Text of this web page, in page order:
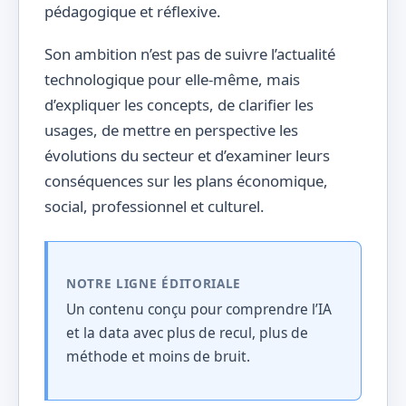
pédagogique et réflexive.
Son ambition n’est pas de suivre l’actualité
technologique pour elle-même, mais
d’expliquer les concepts, de clarifier les
usages, de mettre en perspective les
évolutions du secteur et d’examiner leurs
conséquences sur les plans économique,
social, professionnel et culturel.
NOTRE LIGNE ÉDITORIALE
Un contenu conçu pour comprendre l’IA
et la data avec plus de recul, plus de
méthode et moins de bruit.